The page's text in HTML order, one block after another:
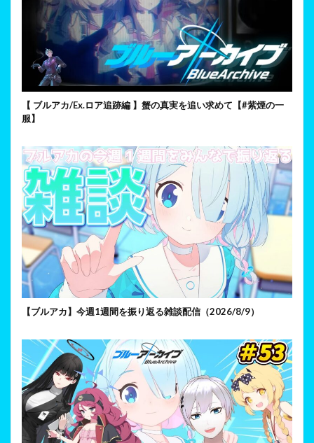
【 ブルアカ/Ex.ロア追跡編 】蟹の真実を追い求めて【#紫煙の一
服】
【ブルアカ】今週1週間を振り返る雑談配信（2026/8/9）